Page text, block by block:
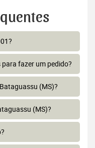
fazer um pedido?
(MS)?
(MS)?